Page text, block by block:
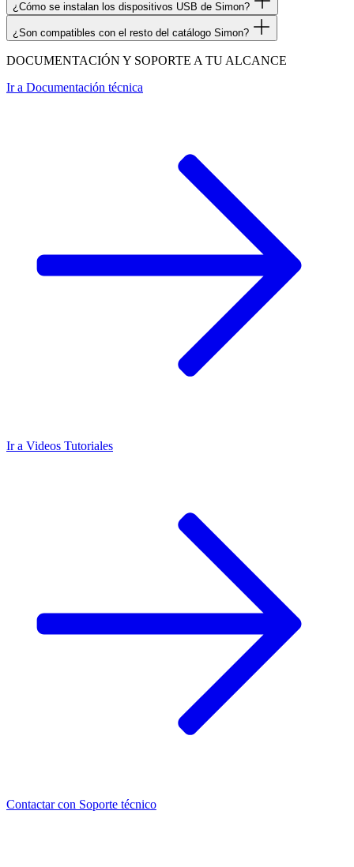
¿Cómo se instalan los dispositivos USB de Simon?
¿Son compatibles con el resto del catálogo Simon?
DOCUMENTACIÓN Y SOPORTE A TU ALCANCE
Ir a Documentación técnica
Ir a Videos Tutoriales
Contactar con Soporte técnico